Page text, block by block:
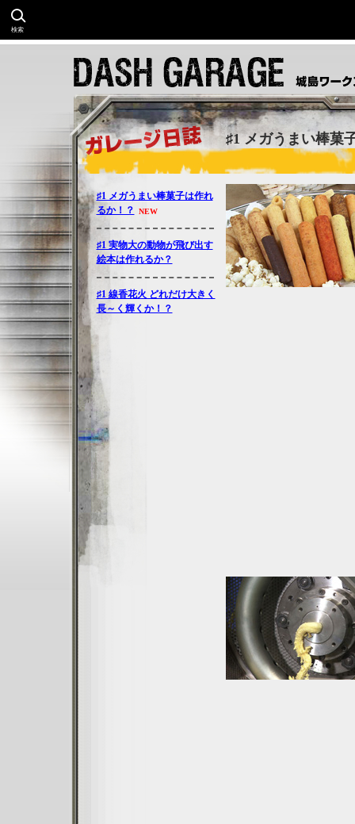
検索
♯1 メガうまい棒菓
♯1 メガうまい棒菓子は作れ
るか！？ NEW
♯1 実物大の動物が飛び出す
絵本は作れるか？
♯1 線香花火 どれだけ大きく
長～く輝くか！？